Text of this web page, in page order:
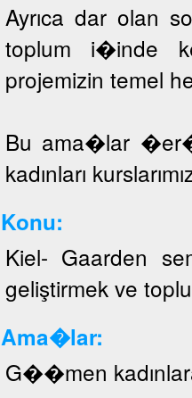
Ayrıca dar olan
toplum i�inde
projemizin temel
Bu ama�lar
kadınları
Konu:
Kiel- Gaarden
geliştirmek ve
Ama�lar:
G��men